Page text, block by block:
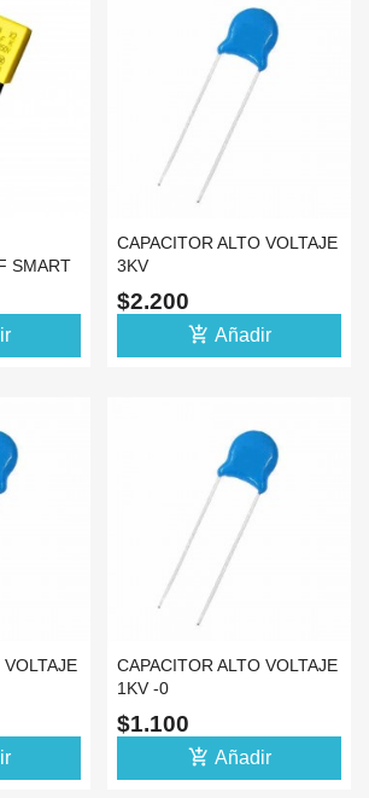
SMART
CAPACITOR ALTO VOLTAJE
3KV
$2.200
add_shopping_cart Añadir
CAPACITOR ALTO VOLTAJE
1KV -0
$1.100
add_shopping_cart Añadir